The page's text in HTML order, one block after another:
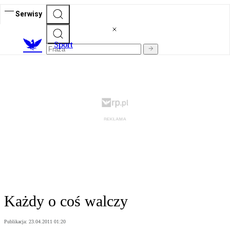
Serwisy
Sport
Każdy o coś walczy
Publikacja: 23.04.2011 01:20